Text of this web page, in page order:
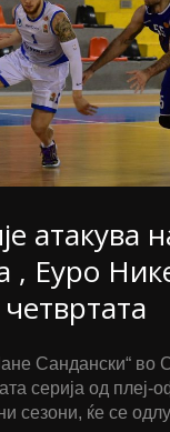
атакува
, Еуро
четвртата
Сандански“ во
серија од плеј-
сезони, ќе се